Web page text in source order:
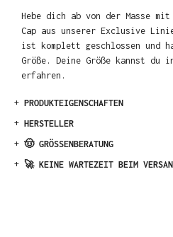
Hebe dich ab von der Masse
Cap aus unserer Exclusive
ist komplett geschlossen und
Größe. Deine Größe kannst du
erfahren.
+ PRODUKTEIGENSCHAFTEN
+ HERSTELLER
+ 🤠 GRÖSSENBERATUNG
+ 🚀 KEINE WARTEZEIT BEIM